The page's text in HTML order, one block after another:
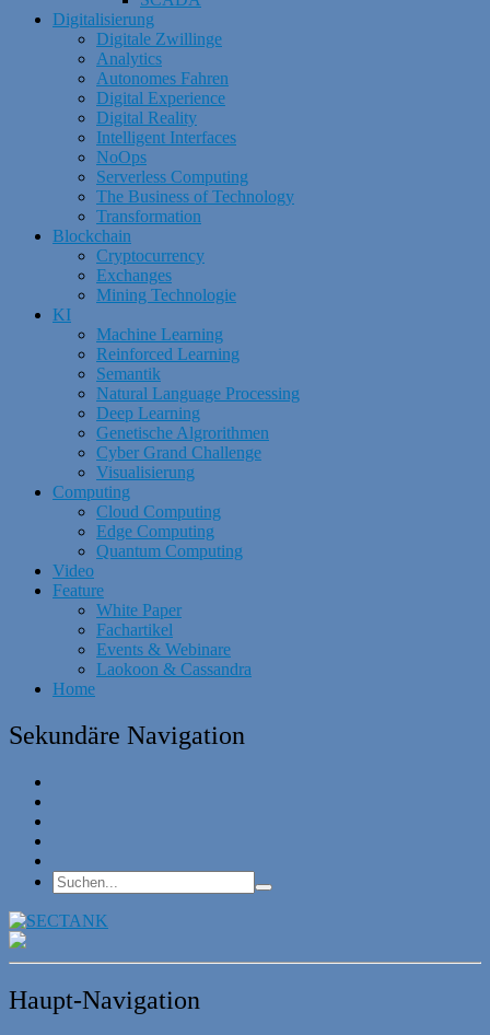
Digitalisierung
Digitale Zwillinge
Analytics
Autonomes Fahren
Digital Experience
Digital Reality
Intelligent Interfaces
NoOps
Serverless Computing
The Business of Technology
Transformation
Blockchain
Cryptocurrency
Exchanges
Mining Technologie
KI
Machine Learning
Reinforced Learning
Semantik
Natural Language Processing
Deep Learning
Genetische Algrorithmen
Cyber Grand Challenge
Visualisierung
Computing
Cloud Computing
Edge Computing
Quantum Computing
Video
Feature
White Paper
Fachartikel
Events & Webinare
Laokoon & Cassandra
Home
Sekundäre Navigation
Haupt-Navigation